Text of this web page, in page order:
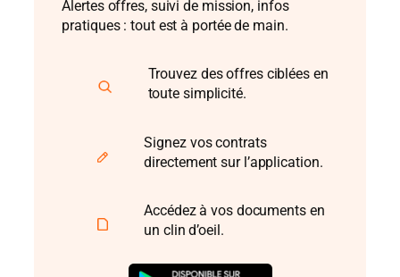
Alertes offres, suivi de mission, infos
pratiques : tout est à portée de main.
Trouvez des offres ciblées en
toute simplicité.
Signez vos contrats
directement sur l’application.
Accédez à vos documents en
un clin d’oeil.